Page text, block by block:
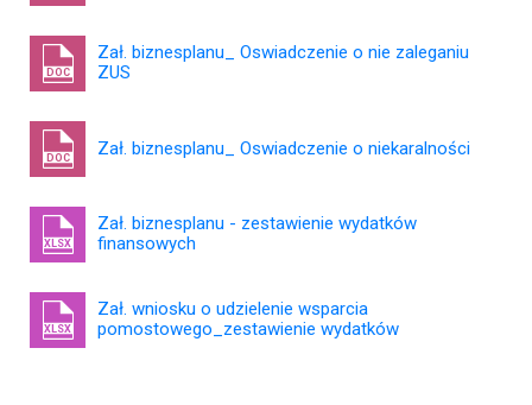
DOC
Zał. biznesplanu_ Oswiadczenie o nie zaleganiu
ZUS
DOC Zał. biznesplanu_ Oswiadczenie o niekaralności
XLSX
Zał. biznesplanu - zestawienie wydatków
finansowych
XLSX
Zał. wniosku o udzielenie wsparcia
pomostowego_zestawienie wydatków